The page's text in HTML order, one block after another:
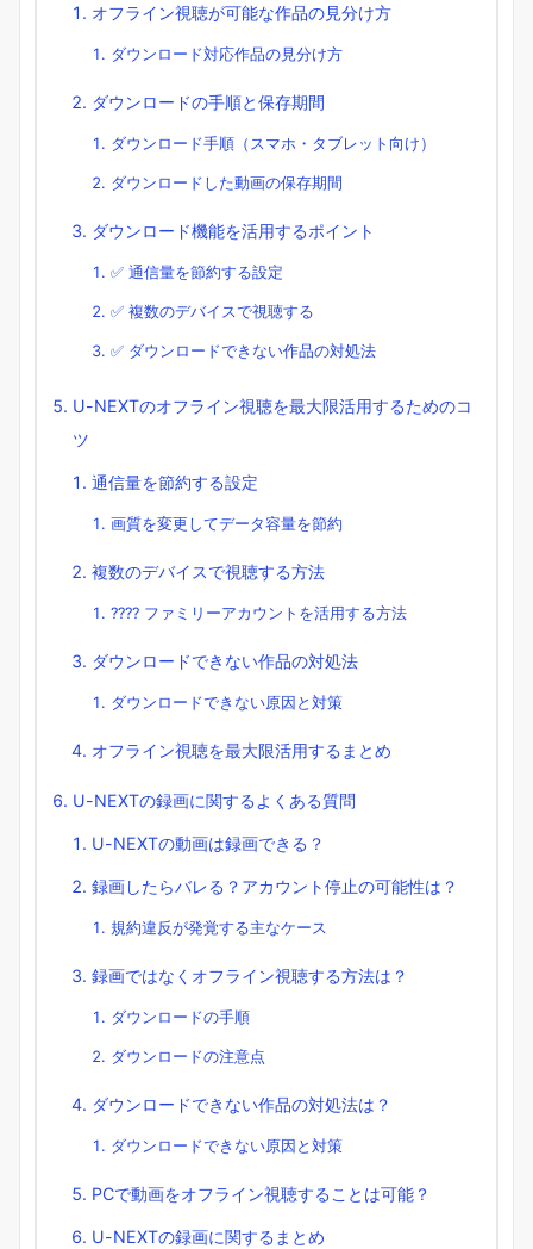
オフライン視聴が可能な作品の見分け方
ダウンロード対応作品の見分け方
ダウンロードの手順と保存期間
ダウンロード手順（スマホ・タブレット向け）
ダウンロードした動画の保存期間
ダウンロード機能を活用するポイント
✅ 通信量を節約する設定
✅ 複数のデバイスで視聴する
✅ ダウンロードできない作品の対処法
U-NEXTのオフライン視聴を最大限活用するためのコ
ツ
通信量を節約する設定
画質を変更してデータ容量を節約
複数のデバイスで視聴する方法
???? ファミリーアカウントを活用する方法
ダウンロードできない作品の対処法
ダウンロードできない原因と対策
オフライン視聴を最大限活用するまとめ
U-NEXTの録画に関するよくある質問
U-NEXTの動画は録画できる？
録画したらバレる？アカウント停止の可能性は？
規約違反が発覚する主なケース
録画ではなくオフライン視聴する方法は？
ダウンロードの手順
ダウンロードの注意点
ダウンロードできない作品の対処法は？
ダウンロードできない原因と対策
PCで動画をオフライン視聴することは可能？
U-NEXTの録画に関するまとめ